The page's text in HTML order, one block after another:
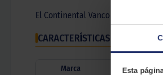
Esta
El Continental Vanco Contact 2 es
CARACTERÍSTICAS TÉCNICAS
Marca